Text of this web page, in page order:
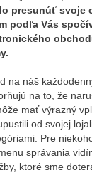
presunúť svoje
podľa Vás
na náš̌
na to, že
mať výrazný
od svojej
Pre
správania
ktoré sme